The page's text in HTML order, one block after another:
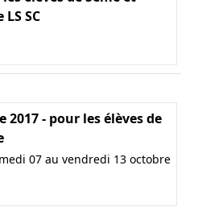
LS SC
2017 - pour les élèves de
07 au vendredi 13 octobre